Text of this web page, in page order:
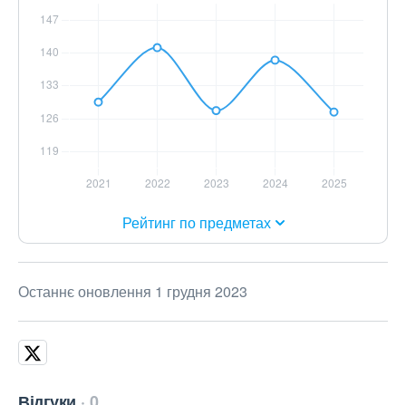
Рейтинг по предметах
Останнє оновлення 1 грудня 2023